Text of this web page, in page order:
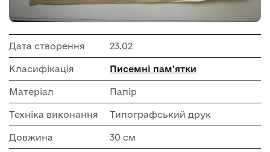
Дата створення 23.02
Класифікація Писемні пам'ятки
Матеріал Папір
Техніка виконання Типографський друк
Довжина 30 см